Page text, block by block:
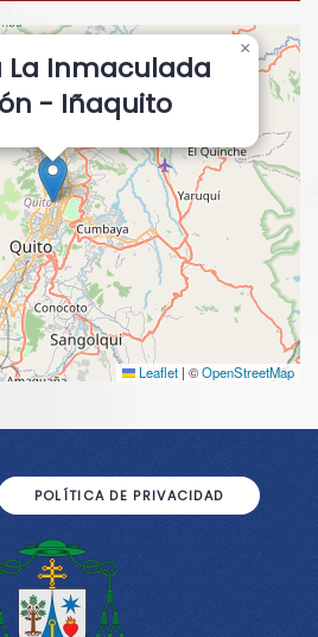
La Inmaculada
- Iñaquito
×
Leaflet | ©OpenStreetMap
POLÍTICA DE PRIVACIDAD